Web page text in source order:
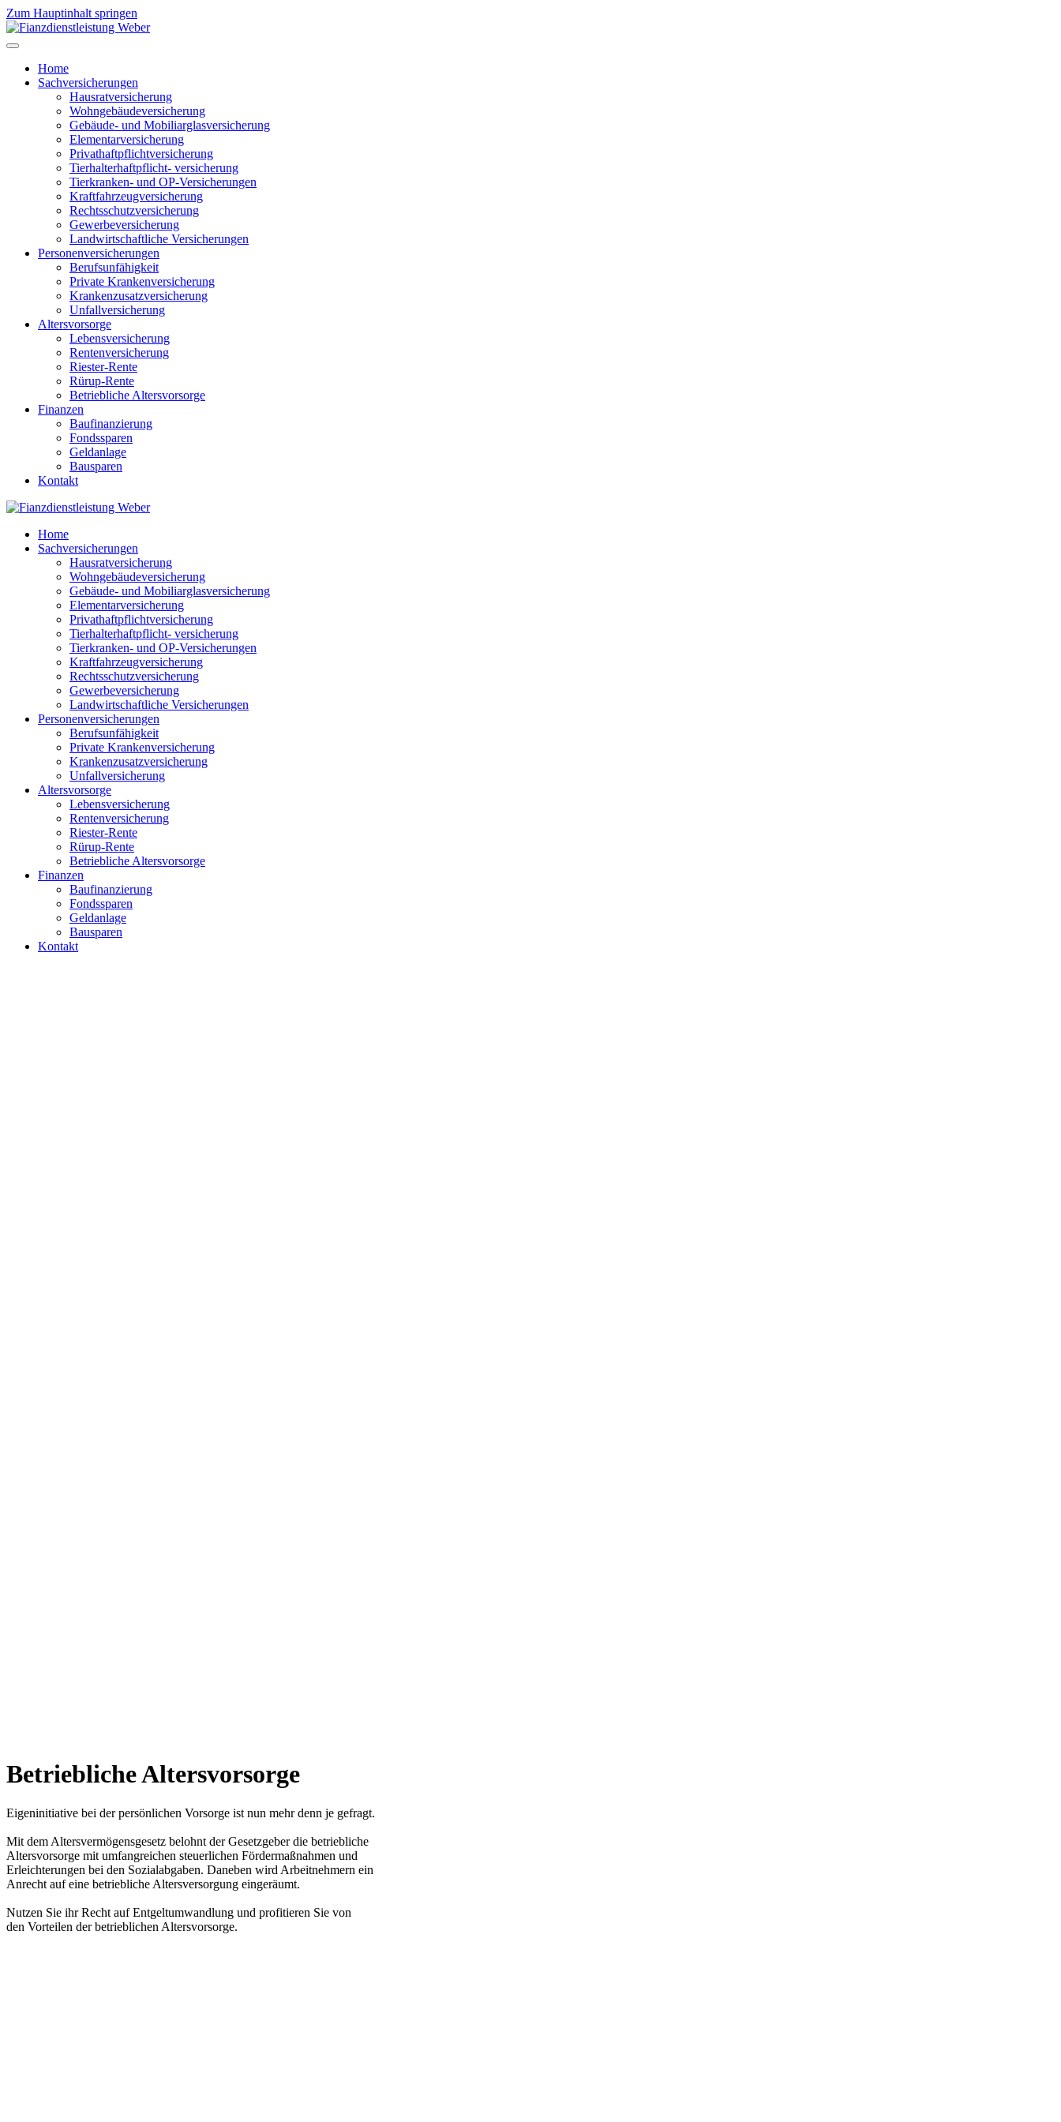
Zum Hauptinhalt springen
Home
Sachversicherungen
Hausratversicherung
Wohngebäudeversicherung
Gebäude- und Mobiliarglasversicherung
Elementarversicherung
Privathaftpflichtversicherung
Tierhalterhaftpflicht- versicherung
Tierkranken- und OP-Versicherungen
Kraftfahrzeugversicherung
Rechtsschutzversicherung
Gewerbeversicherung
Landwirtschaftliche Versicherungen
Personenversicherungen
Berufsunfähigkeit
Private Krankenversicherung
Krankenzusatzversicherung
Unfallversicherung
Altersvorsorge
Lebensversicherung
Rentenversicherung
Riester-Rente
Rürup-Rente
Betriebliche Altersvorsorge
Finanzen
Baufinanzierung
Fondssparen
Geldanlage
Bausparen
Kontakt
Home
Sachversicherungen
Hausratversicherung
Wohngebäudeversicherung
Gebäude- und Mobiliarglasversicherung
Elementarversicherung
Privathaftpflichtversicherung
Tierhalterhaftpflicht- versicherung
Tierkranken- und OP-Versicherungen
Kraftfahrzeugversicherung
Rechtsschutzversicherung
Gewerbeversicherung
Landwirtschaftliche Versicherungen
Personenversicherungen
Berufsunfähigkeit
Private Krankenversicherung
Krankenzusatzversicherung
Unfallversicherung
Altersvorsorge
Lebensversicherung
Rentenversicherung
Riester-Rente
Rürup-Rente
Betriebliche Altersvorsorge
Finanzen
Baufinanzierung
Fondssparen
Geldanlage
Bausparen
Kontakt
Betriebliche Altersvorsorge
Eigeninitiative bei der persönlichen Vorsorge ist nun mehr denn je gefragt.
Mit dem Altersvermögensgesetz belohnt der Gesetzgeber die betriebliche
Altersvorsorge mit umfangreichen steuerlichen Fördermaßnahmen und
Erleichterungen bei den Sozialabgaben. Daneben wird Arbeitnehmern ein
Anrecht auf eine betriebliche Altersversorgung eingeräumt.
Nutzen Sie ihr Recht auf Entgeltumwandlung und profitieren Sie von
den Vorteilen der betrieblichen Altersvorsorge.